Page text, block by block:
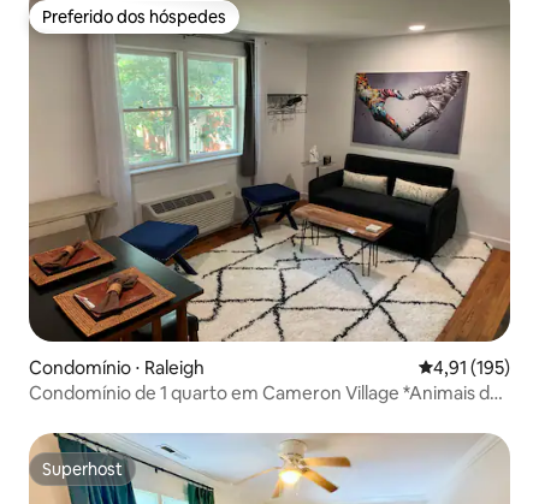
Preferido dos hóspedes
Preferido dos hóspedes
Condomínio ⋅ Raleigh 4,91 de uma
4,91 (195)
Condomínio de 1 quarto em Cameron Village *Animais de
Superhost
Superhost